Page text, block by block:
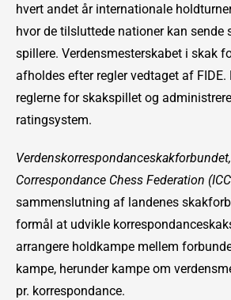
hvert andet år internationale
hvor de tilsluttede nationer kan sende
spillere. Verdensmesterskabet i skak
afholdes efter regler vedtaget af
reglerne for skakspillet og
ratingsystem.
Correspondance Chess Federation
sammenslutning af landenes
formål at udvikle
arrangere holdkampe mellem
kampe, herunder kampe om
pr. korrespondance.